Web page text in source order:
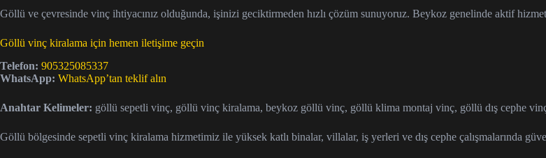
Göllü ve çevresinde vinç ihtiyacınız olduğunda, işinizi geciktirmeden hızlı çözüm sunuyoruz. Beykoz genelinde aktif
Göllü vinç kiralama için hemen iletişime geçin
Telefon: 905325085337
WhatsApp: WhatsApp’tan teklif alın
Anahtar Kelimeler: göllü sepetli vinç, göllü vinç kiralama, beykoz göllü vinç, göllü klima montaj vinç, göllü dış cephe
Göllü bölgesinde sepetli vinç kiralama hizmetimiz ile yüksek katlı binalar, villalar, iş yerleri ve dış cephe çalışmalarında